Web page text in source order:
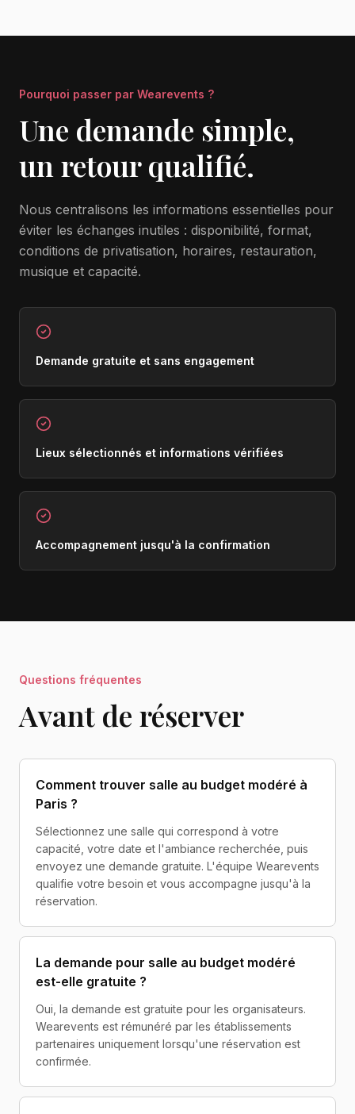
Pourquoi passer par Wearevents ?
Une demande simple,
un retour qualifié.
Nous centralisons les informations essentielles pour
éviter les échanges inutiles : disponibilité, format,
conditions de privatisation, horaires, restauration,
musique et capacité.
Demande gratuite et sans engagement
Lieux sélectionnés et informations vérifiées
Accompagnement jusqu'à la confirmation
Questions fréquentes
Avant de réserver
Comment trouver salle au budget modéré à
Paris ?
Sélectionnez une salle qui correspond à votre
capacité, votre date et l'ambiance recherchée, puis
envoyez une demande gratuite. L'équipe Wearevents
qualifie votre besoin et vous accompagne jusqu'à la
réservation.
La demande pour salle au budget modéré
est-elle gratuite ?
Oui, la demande est gratuite pour les organisateurs.
Wearevents est rémunéré par les établissements
partenaires uniquement lorsqu'une réservation est
confirmée.